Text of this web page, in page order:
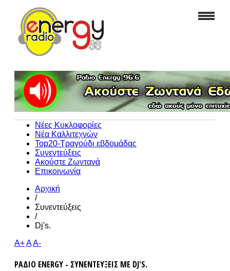
Νέες Κυκλοφορίες
Νέα Καλλιτεχνών
Top20-Τραγούδι εβδομάδας
Συνεντεύξεις
Ακούστε Ζωντανά
Επικοινωνία
Αρχική
/
Συνεντεύξεις
/
Dj's.
A+AA-
ΡΑΔΙΟ ENERGY - ΣΥΝΕΝΤΕΥΞΕΙΣ ΜΕ DJ'S.